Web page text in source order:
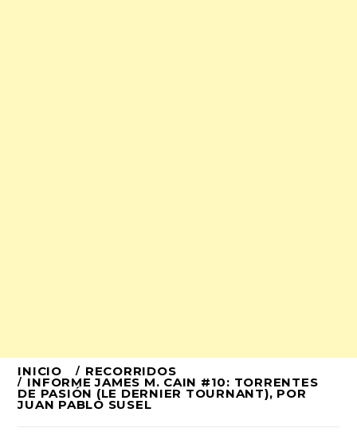
Ir
al
INICIO RECORRIDOS
INFORME JAMES M. CAIN #10: TORRENTES
DE PASIÓN (LE DERNIER TOURNANT), POR
JUAN PABLO SUSEL